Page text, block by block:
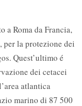
a Roma da Francia,
la protezione dei
Quest’ultimo é
dei cetacei
atlantica
marino di 87 500